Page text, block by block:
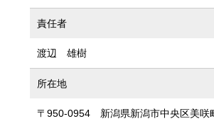
責任者
渡辺 雄樹
所在地
〒950-0954 新潟県新潟市中央区美咲